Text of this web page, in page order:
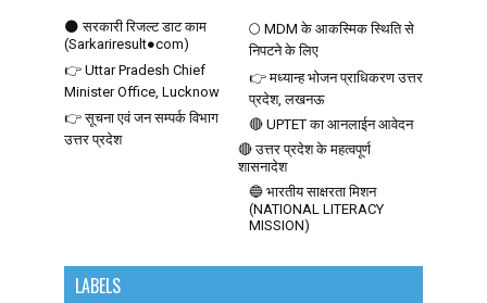
🌑 सरकारी रिजल्ट डाट काम
(Sarkariresult●com)
🌕 MDM के आकस्मिक स्थिति से
निपटने के लिए
👉 Uttar Pradesh Chief
Minister Office, Lucknow
👉 मध्यान्ह भोजन प्राधिकरण उत्तर
प्रदेश, लखनऊ
👉 सूचना एवं जन सम्पर्क विभाग
उत्तर प्रदेश
🔴 UPTET का आनलाईन आवेदन
🔴 उत्तर प्रदेश के महत्वपूर्ण
शासनादेश
🔵 भारतीय साक्षरता मिशन
(NATIONAL LITERACY
MISSION)
LABELS